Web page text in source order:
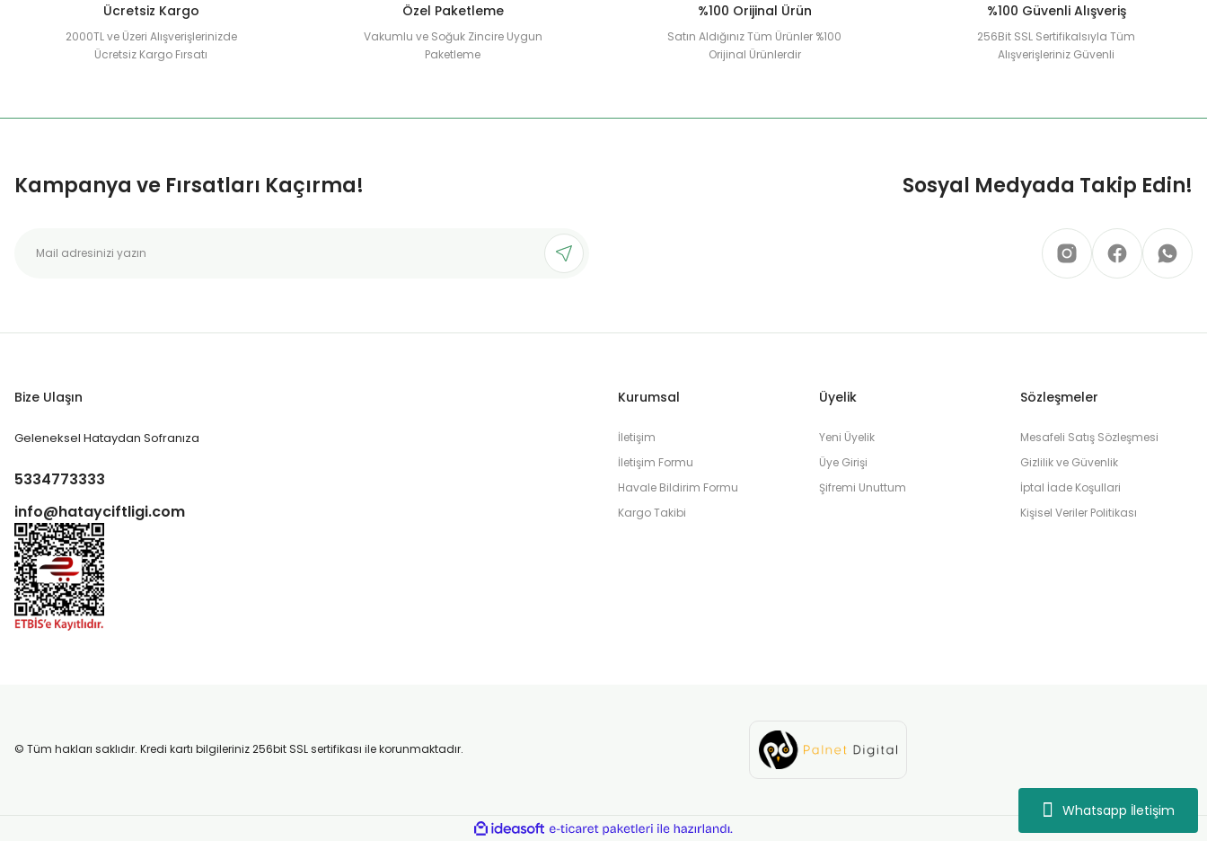
Whatsapp İletişim
Ücretsiz Kargo
2000TL ve Üzeri Alışverişlerinizde
Ücretsiz Kargo Fırsatı
Özel Paketleme
Vakumlu ve Soğuk Zincire Uygun
Paketleme
%100 Orijinal Ürün
Satın Aldığınız Tüm Ürünler %100
Orijinal Ürünlerdir
%100 Güvenli Alışveriş
256Bit SSL Sertifikalsıyla Tüm
Alışverişleriniz Güvenli
Kampanya ve Fırsatları Kaçırma! Sosyal Medyada Takip Edin!
Bize Ulaşın
Geleneksel Hataydan Sofranıza
5334773333
info@hatayciftligi.com
Kurumsal
İletişim
İletişim Formu
Havale Bildirim Formu
Kargo Takibi
Üyelik
Yeni Üyelik
Üye Girişi
Şifremi Unuttum
Sözleşmeler
Mesafeli Satış Sözleşmesi
Gizlilik ve Güvenlik
İptal İade Koşullari
Kişisel Veriler Politikası
© Tüm hakları saklıdır. Kredi kartı bilgileriniz 256bit SSL sertifikası ile korunmaktadır.
ideasoft
e-